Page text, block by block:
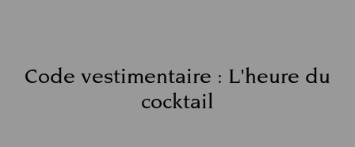
Code vestimentaire : L'heure du
cocktail